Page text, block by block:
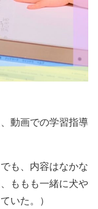
動画での学習指導
も、内容はなかな
ももも一緒に犬や
いた。）